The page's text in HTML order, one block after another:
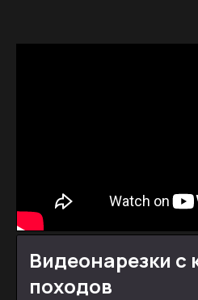
Видеонарезки с
походов